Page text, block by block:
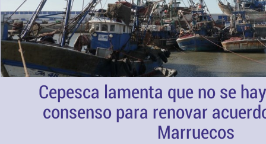
Cepesca lamenta que no se
consenso para renovar
Marruecos